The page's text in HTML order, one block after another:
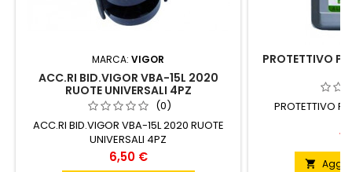
MARCA: VIGOR
ACC.RI BID.VIGOR VBA-15L 2020
RUOTE UNIVERSALI 4PZ
(0)
ACC.RI BID.VIGOR VBA-15L 2020 RUOTE
UNIVERSALI 4PZ
Prezzo
6,50 €
PROTETTIVO P/
PROTETTIVO
